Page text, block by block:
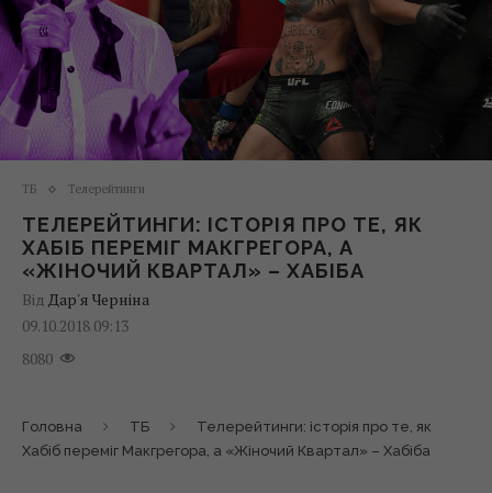
ТБ Телерейтинги
ТЕЛЕРЕЙТИНГИ: ІСТОРІЯ ПРО ТЕ, ЯК
ХАБІБ ПЕРЕМІГ МАКГРЕГОРА, А
«ЖІНОЧИЙ КВАРТАЛ» – ХАБІБА
Від Дар'я Черніна
09.10.2018 09:13
8080
Головна ТБ
Телерейтинги: історія про те, як
Хабіб переміг Макгрегора, а «Жіночий Квартал» – Хабіба